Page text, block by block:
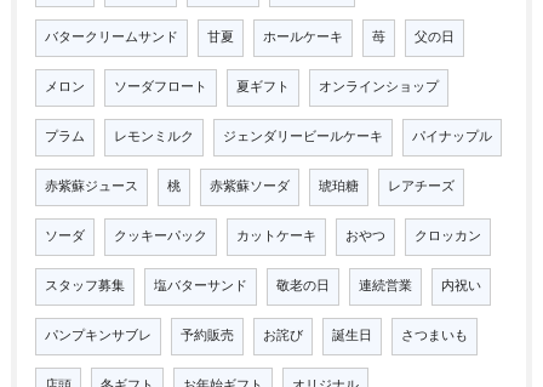
バタークリームサンド 甘夏 ホールケーキ 苺 父の日
メロン ソーダフロート 夏ギフト オンラインショップ
プラム レモンミルク ジェンダリービールケーキ パイナップル
赤紫蘇ジュース 桃 赤紫蘇ソーダ 琥珀糖 レアチーズ
ソーダ クッキーパック カットケーキ おやつ クロッカン
スタッフ募集 塩バターサンド 敬老の日 連続営業 内祝い
パンプキンサブレ 予約販売 お詫び 誕生日 さつまいも